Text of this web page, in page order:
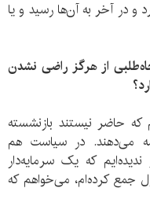
در آخر به آن‌ها رسید و یا
از هرگز راضی نشدن
که حاضر نیستند بازنشسته
می‌دهند. در سیاست هم
که یک سرمایه‌دار
جمع کرده‌ام، می‌خواهم که